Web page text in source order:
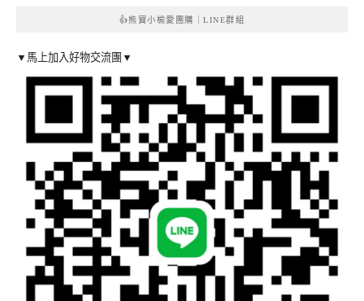
👍熊寶小榆愛團購｜LINE群組
▼馬上加入好物交流團▼